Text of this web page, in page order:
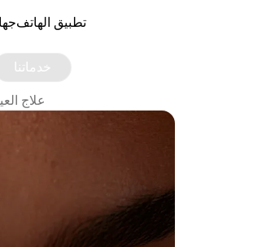
تطبيق الهاتف
خدماتنا
علاج العين